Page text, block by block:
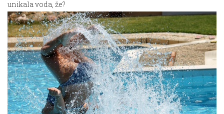
unikala voda, že?